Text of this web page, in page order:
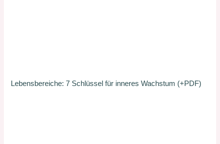
Lebensbereiche: 7 Schlüssel für inneres Wachstum (+PDF)